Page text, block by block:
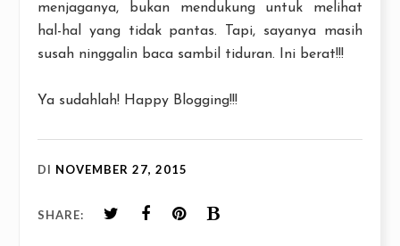
menjaganya, bukan mendukung untuk melihat
hal-hal yang tidak pantas. Tapi, sayanya masih
susah ninggalin baca sambil tiduran. Ini berat!!!
Ya sudahlah! Happy Blogging!!!
DI NOVEMBER 27, 2015
SHARE: